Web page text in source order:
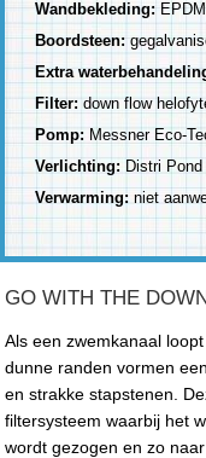
Wandbekleding:
Boordsteen:
Extra
Filter:down flow
Pomp: Messner Eco-
Verlichting: Distri
Verwarming:niet
GO WITH THE
Als een zwemkanaal
dunne randen vormen
en strakke stapstenen.
filtersysteem waarbij het
wordt gezogen en zo